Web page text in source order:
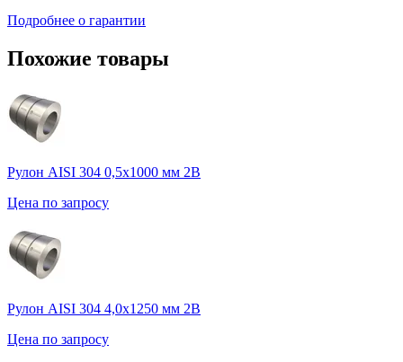
Подробнее о гарантии
Похожие товары
Рулон AISI 304 0,5х1000 мм 2В
Цена по запросу
Рулон AISI 304 4,0х1250 мм 2B
Цена по запросу